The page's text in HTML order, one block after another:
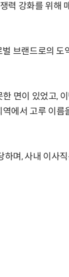
력 강화를 위해
브랜드로의 도
면이 있었고,
에서 고루 이름
하며, 사내 이사